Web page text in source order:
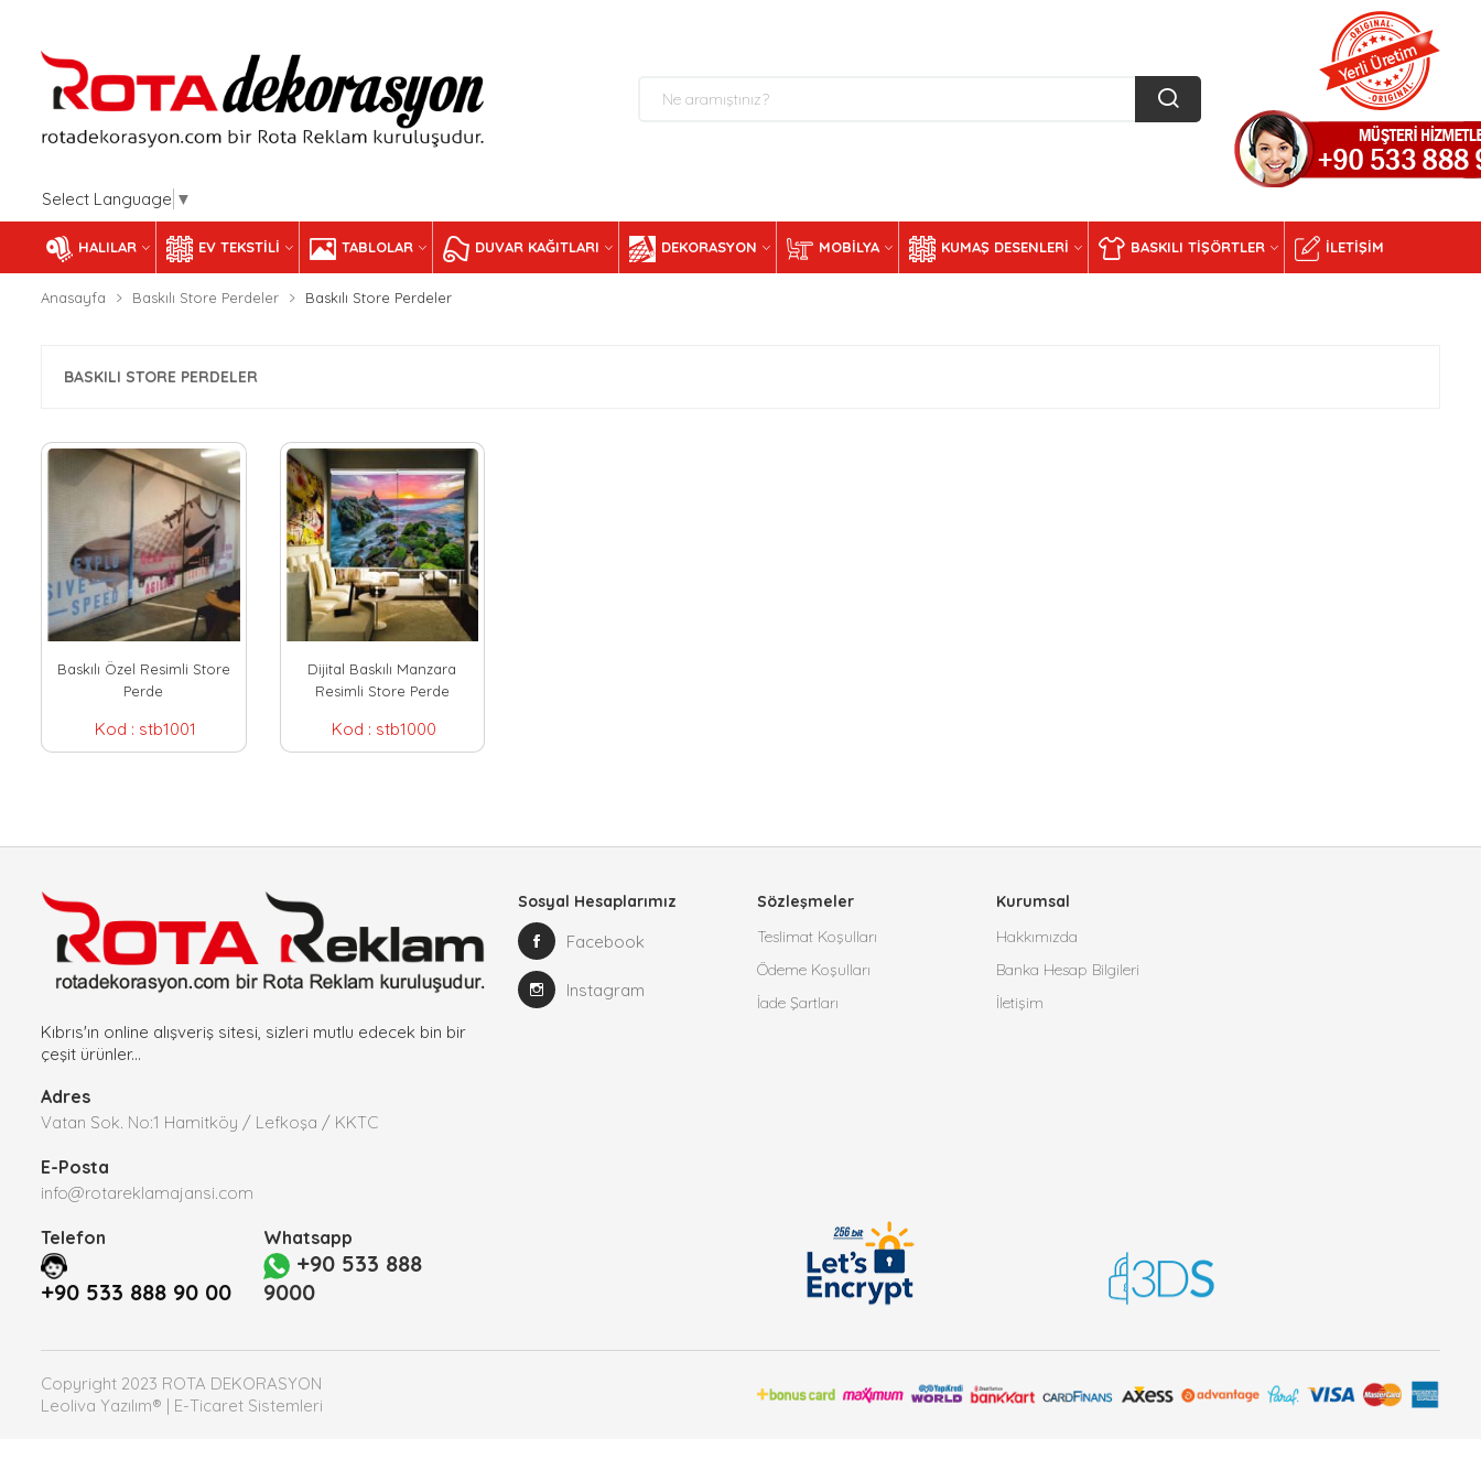
Select Language ▼
HALILAR EV TEKSTILI TABLOLAR DUVAR KAĞITLARI DEKORASYON MOBILYA KUMAŞ DESENLERI BASKILI TIŞÖRTLER İLETIŞIM
Anasayfa Baskılı Store Perdeler Baskılı Store Perdeler
BASKILI STORE PERDELER
Baskılı Özel Resimli Store
Perde
Kod : stb1001
Dijital Baskılı Manzara
Resimli Store Perde
Kod : stb1000
Kıbrıs'ın online alışveriş sitesi, sizleri mutlu edecek bin bir
çeşit ürünler...
Adres
Vatan Sok. No:1 Hamitköy / Lefkoşa / KKTC
E-Posta
info@rotareklamajansi.com
Telefon
+90 533 888 90 00
Whatsapp
+90 533 888
9000
Sosyal Hesaplarımız
Facebook
Instagram
Sözleşmeler
Teslimat Koşulları
Ödeme Koşulları
İade Şartları
Kurumsal
Hakkımızda
Banka Hesap Bilgileri
İletişim
Copyright 2023 ROTA DEKORASYON
Leoliva Yazılım® | E-Ticaret Sistemleri